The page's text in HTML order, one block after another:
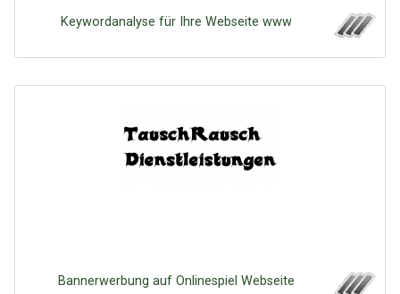
Keywordanalyse für Ihre Webseite www
Bannerwerbung auf Onlinespiel Webseite